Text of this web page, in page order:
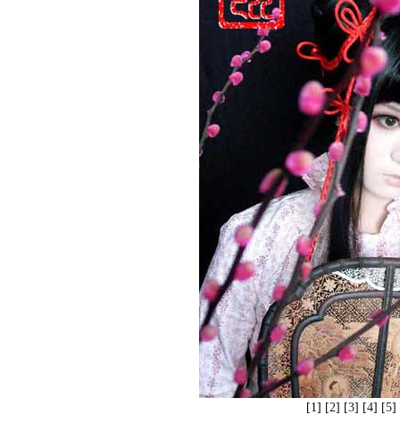
[1] [2] [3] [4] [5]